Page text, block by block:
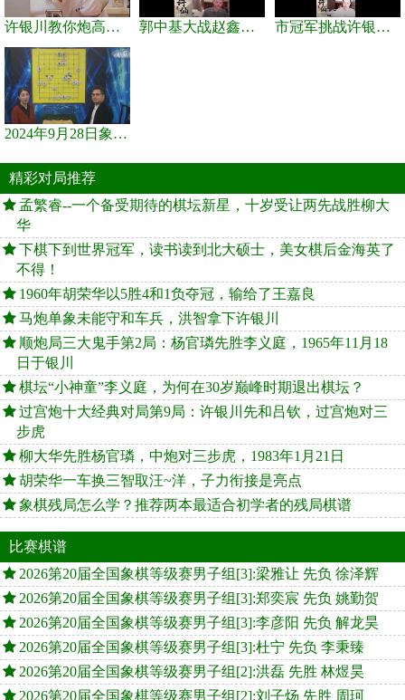
许银川教你炮高兵士象全如何赢士象全，简单四步即可 郭中基大战赵鑫鑫，许银川激情讲解 市冠军挑战许银川，急进中兵变化真激烈！
2024年9月28日象棋世界栏目，刘君、蒋川讲解了第九届杨官璘杯象棋...
精彩对局推荐
孟繁睿--一个备受期待的棋坛新星，十岁受让两先战胜柳大
华
下棋下到世界冠军，读书读到北大硕士，美女棋后金海英了
不得！
1960年胡荣华以5胜4和1负夺冠，输给了王嘉良
马炮单象未能守和车兵，洪智拿下许银川
顺炮局三大鬼手第2局：杨官璘先胜李义庭，1965年11月18
日于银川
棋坛“小神童”李义庭，为何在30岁巅峰时期退出棋坛？
过宫炮十大经典对局第9局：许银川先和吕钦，过宫炮对三
步虎
柳大华先胜杨官璘，中炮对三步虎，1983年1月21日
胡荣华一车换三智取汪~洋，子力衔接是亮点
象棋残局怎么学？推荐两本最适合初学者的残局棋谱
比赛棋谱
2026第20届全国象棋等级赛男子组[3]:梁雅让 先负 徐泽辉
2026第20届全国象棋等级赛男子组[3]:郑奕宸 先负 姚勤贺
2026第20届全国象棋等级赛男子组[3]:李彦阳 先负 解龙昊
2026第20届全国象棋等级赛男子组[3]:杜宁 先负 李秉臻
2026第20届全国象棋等级赛男子组[2]:洪磊 先胜 林煜昊
2026第20届全国象棋等级赛男子组[2]:刘子炀 先胜 周珂